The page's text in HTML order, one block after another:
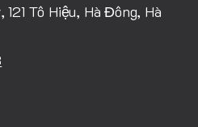
Tô Hiệu, Hà Đông, Hà